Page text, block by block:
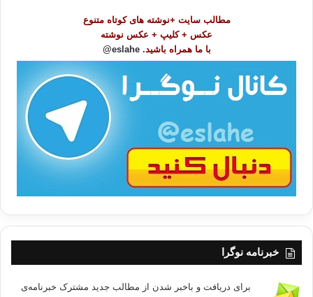
مطالب سایت +نوشته های کوتاه متنوع
عکس + کلیپ + عکس نوشته
با ما همراه باشید. eslahe@
خبرنامه نوگرا
برای دریافت و باخبر شدن از مطالب جدید مشترک خبرنامه‌ی